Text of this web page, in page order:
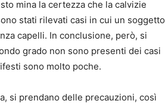
mina la certezza che la calvizie
stati rilevati casi in cui un soggetto
capelli. In conclusione, però, si
grado non sono presenti dei casi
sono molto poche.
si prendano delle precauzioni, così